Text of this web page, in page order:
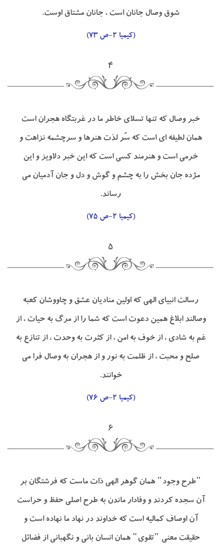
شوق وصال جانان است ، جانان مشتاق اوست.
(كيميا ۲-ص ۷۳)
۴
خبر وصال كه تنها تسلاي خاطر ما در غربتگاه هجران است
همان لطيفه اي است كه سّر لذت هنرها و سرچشمه نزاهت و
خرمي است و هنرمند كسي است كه اين خبر دلاويز و اين
مژده جان بخش را به چشم و گوش و دل و جان آدميان مي
رساند.
(كيميا ۲-ص ۷۵)
۵
رسالت انبياي الهي كه اولين مناديان عشق و چاووشان كعبه
وصالند ابلاغ همين دعوت است كه شما را از مرگ به حيات ، از
غم به شادي ، از خوف به امن ، از كثرت به وحدت ، از تنازع به
صلح و محبت ، از ظلمت به نور و از هجران به وصال فرا مي
خوانند.
(كيميا ۲-ص ۷۶)
۶
"طرح وجود" همان گوهر الهي ذات ماست كه فرشتگان بر
آن سجده كردند و وفادار ماندن به طرح اصلي حفظ و حراست
آن اوصاف كماليه است كه خداوند در نهاد ما نهاده است و
حقيقت معني "تقوي" همان انسان باني و نگهباني از فضائل